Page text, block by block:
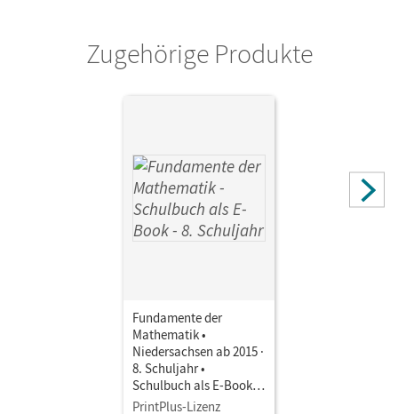
Zugehörige Produkte
Fundamente der
Mathematik •
Niedersachsen ab 2015 ·
8. Schuljahr •
Schulbuch als E-Book
Mit Medien
PrintPlus-Lizenz